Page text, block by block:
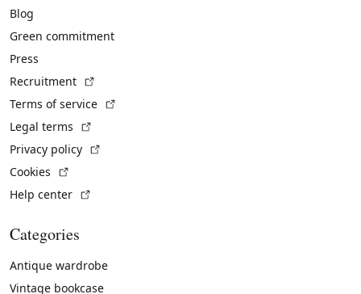
Blog
Green commitment
Press
Recruitment
Terms of service
Legal terms
Privacy policy
Cookies
Help center
Categories
Antique wardrobe
Vintage bookcase